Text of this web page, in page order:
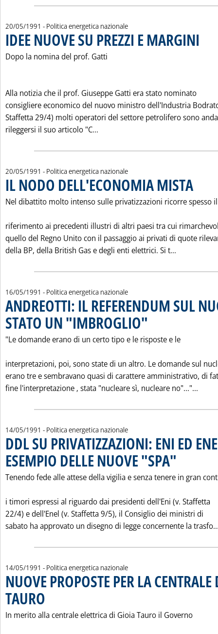
20/05/1991 - Politica energetica nazionale
IDEE NUOVE SU PREZZI E MARGINI
Dopo la nomina del prof. Gatti
Alla notizia che il prof. Giuseppe Gatti era stato nominato
consigliere economico del nuovo ministro dell'Industria
Staffetta 29/4) molti operatori del settore petrolifero sono
rileggersi il suo articolo "C...
20/05/1991 - Politica energetica nazionale
IL NODO DELL'ECONOMIA MISTA
Nel dibattito molto intenso sulle privatizzazioni ricorre spesso il
riferimento ai precedenti illustri di altri paesi tra cui
quello del Regno Unito con il passaggio ai privati di quote
della BP, della British Gas e degli enti elettrici. Si t...
16/05/1991 - Politica energetica nazionale
ANDREOTTI: IL REFERENDUM SUL
STATO UN "IMBROGLIO"
"Le domande erano di un certo tipo e le risposte e le
interpretazioni, poi, sono state di un altro. Le domande sul
erano tre e sembravano quasi di carattere amministrativo, di
fine l'interpretazione ‚ stata "nucleare sì, nucleare no"..."...
14/05/1991 - Politica energetica nazionale
DDL SU PRIVATIZZAZIONI: ENI ED
ESEMPIO DELLE NUOVE "SPA"
Tenendo fede alle attese della vigilia e senza tenere in gran
i timori espressi al riguardo dai presidenti dell'Eni (v. Staffetta
22/4) e dell'Enel (v. Staffetta 9/5), il Consiglio dei ministri di
sabato ha approvato un disegno di legge concernente la
14/05/1991 - Politica energetica nazionale
NUOVE PROPOSTE PER LA
TAURO
In merito alla centrale elettrica di Gioia Tauro il Governo